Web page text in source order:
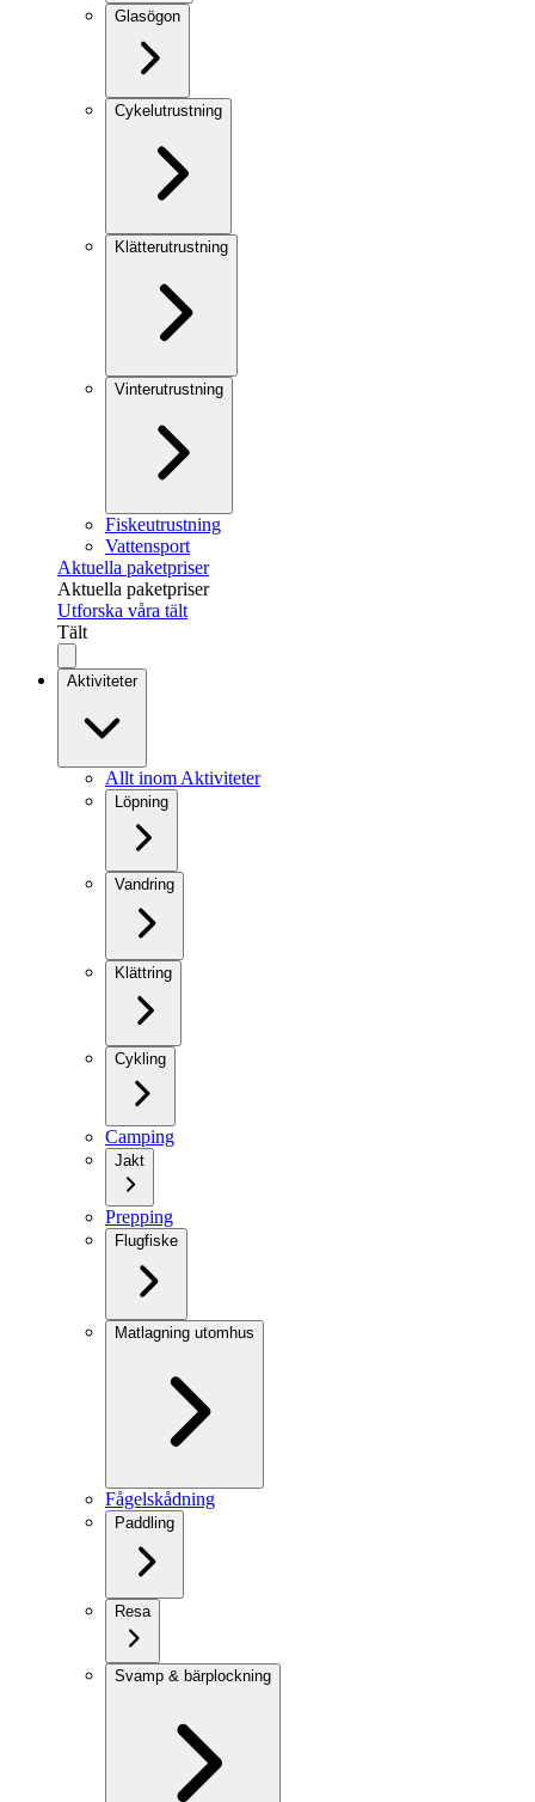
Glasögon
Cykelutrustning
Klätterutrustning
Vinterutrustning
Fiskeutrustning
Vattensport
Aktuella paketpriser
Aktuella paketpriser
Utforska våra tält
Tält
Aktiviteter
Allt inom Aktiviteter
Löpning
Vandring
Klättring
Cykling
Camping
Jakt
Prepping
Flugfiske
Matlagning utomhus
Fågelskådning
Paddling
Resa
Svamp & bärplockning